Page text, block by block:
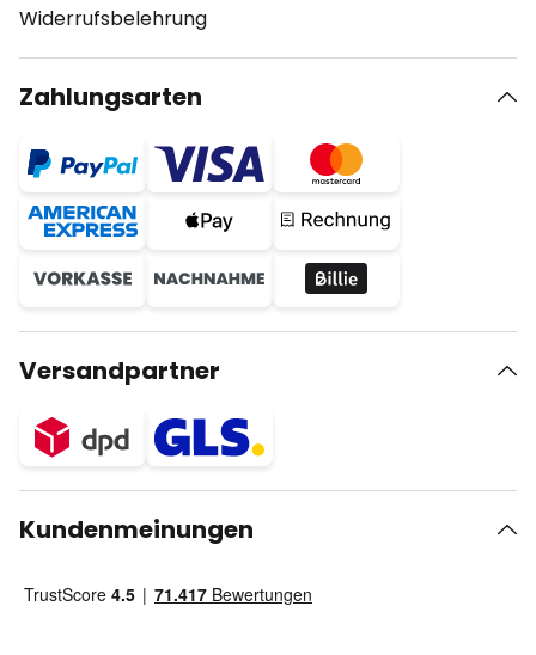
Widerrufsbelehrung
Zahlungsarten
Versandpartner
Kundenmeinungen